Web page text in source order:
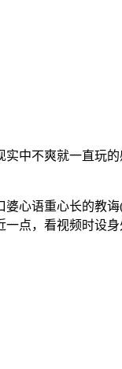
中不爽就一直玩
心语重心长的教
点，看视频时设身